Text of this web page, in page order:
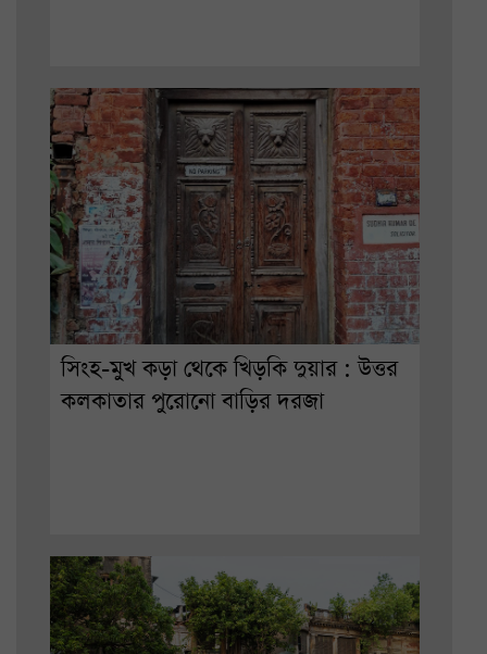
সিংহ-মুখ কড়া থেকে খিড়কি দুয়ার : উত্তর
কলকাতার পুরোনো বাড়ির দরজা